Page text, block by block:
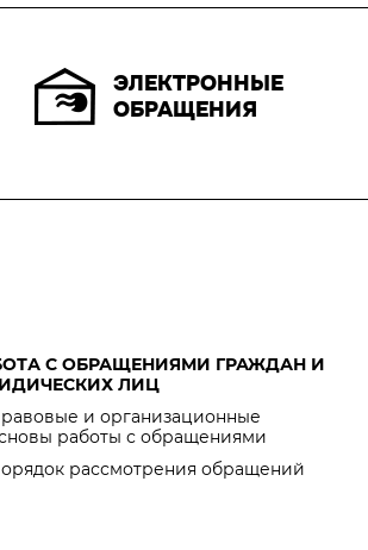
ЭЛЕКТРОННЫЕ
ОБРАЩЕНИЯ
С ОБРАЩЕНИЯМИ ГРАЖДАН И
ЛИЦ
и организационные
работы с обращениями
рассмотрения обращений